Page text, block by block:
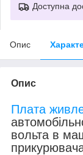
Доступна
Опис
Опис
Плата
вольта в